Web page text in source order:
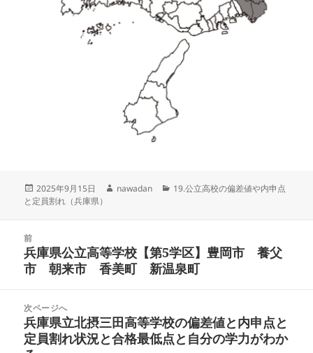
投
稿
2025年9月15日
作
nawadan
カ
19.公立高校の偏差値や内申点
と定員割れ（兵庫県）
前
前
の
稿:
兵庫県公立高等学校【第5学区】豊岡市 養父
市 朝来市 香美町 新温泉町
次ページへ
次
の
兵庫県立北摂三田高等学校の偏差値と内申点と
定員割れ状況と合格最低点と自分の学力がわか